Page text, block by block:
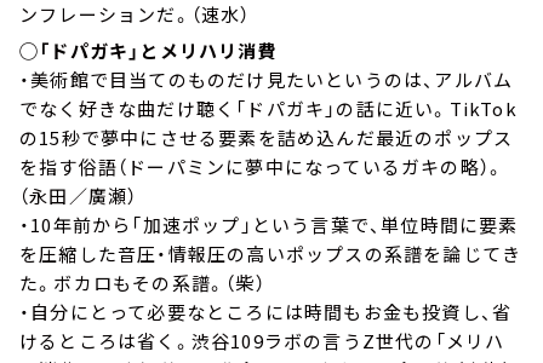
ンフレーションだ。（速水）
◯「ドパガキ」とメリハリ消費
・美術館で目当てのものだけ見たいというのは、アルバム
でなく好きな曲だけ聴く「ドパガキ」の話に近い。TikTok
の15秒で夢中にさせる要素を詰め込んだ最近のポップス
を指す俗語（ドーパミンに夢中になっているガキの略）。
（永田／廣瀬）
・10年前から「加速ポップ」という言葉で、単位時間に要素
を圧縮した音圧・情報圧の高いポップスの系譜を論じてき
た。ボカロもその系譜。（柴）
・自分にとって必要なところには時間もお金も投資し、省
けるところは省く。渋谷109ラボの言うZ世代の「メリハ